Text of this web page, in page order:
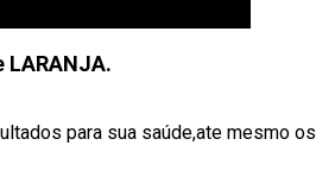
LARANJA.
para sua saúde,ate mesmo os